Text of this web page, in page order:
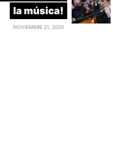
la música!
NOVIEMBRE 21, 2020